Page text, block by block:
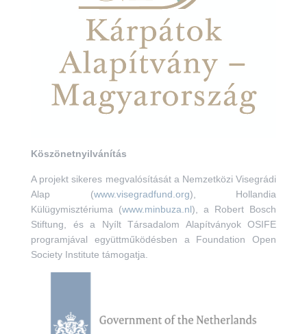
Köszönetnyilvánítás
A projekt sikeres megvalósítását a Nemzetközi Visegrádi
Alap (www.visegradfund.org), Hollandia
Külügymisztériuma (www.minbuza.nl), a Robert Bosch
Stiftung, és a Nyílt Társadalom Alapítványok OSIFE
programjával együttműködésben a Foundation Open
Society Institute támogatja.